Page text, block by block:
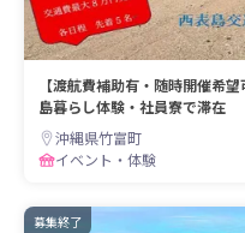
【渡航費補助有・随時開催希
島暮らし体験・社員寮で滞在
沖縄県竹富町
イベント・体験
募集終了